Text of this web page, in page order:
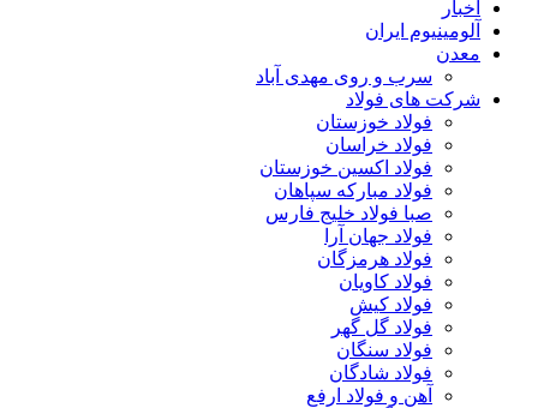
اخبار
آلومینیوم ایران
معدن
سرب و روی مهدی آباد
شرکت های فولاد
فولاد خوزستان
فولاد خراسان
فولاد اکسین خوزستان
فولاد مبارکه سپاهان
صبا فولاد خلیج فارس
فولاد جهان آرا
فولاد هرمزگان
فولاد کاویان
فولاد کیش
فولاد گل گهر
فولاد سنگان
فولاد شادگان
آهن و فولاد ارفع